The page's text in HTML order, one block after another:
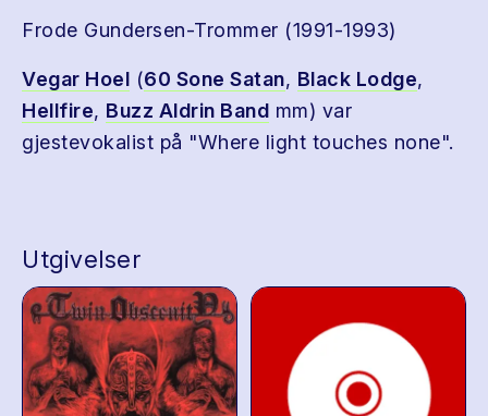
Frode Gundersen-Trommer (1991-1993)
Vegar Hoel (60 Sone Satan, Black Lodge,
Hellfire, Buzz Aldrin Band mm) var
gjestevokalist på "Where light touches none".
Utgivelser